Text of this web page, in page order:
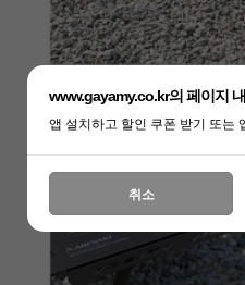
www.gayamy.co.kr의 페이지
앱 설치하고 할인 쿠폰 받기 또는
취소